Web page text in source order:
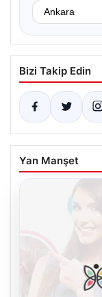
Bizi Takip Edin
Yan Manşet